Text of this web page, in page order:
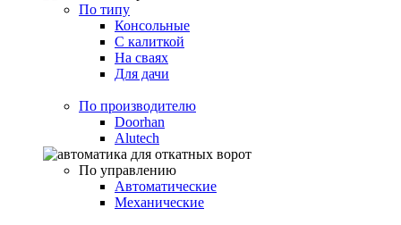
По типу
Консольные
С калиткой
На сваях
Для дачи
По производителю
Doorhan
Alutech
По управлению
Автоматические
Механические